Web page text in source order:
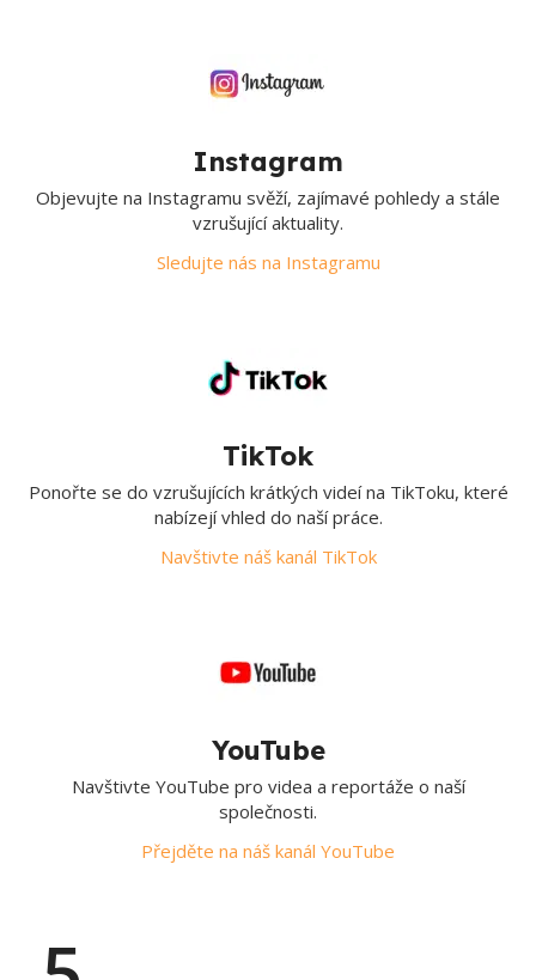
Instagram
Objevujte na Instagramu svěží, zajímavé pohledy a stále
vzrušující aktuality.
Sledujte nás na Instagramu
TikTok
Ponořte se do vzrušujících krátkých videí na TikToku, které
nabízejí vhled do naší práce.
Navštivte náš kanál TikTok
YouTube
Navštivte YouTube pro videa a reportáže o naší
společnosti.
Přejděte na náš kanál YouTube